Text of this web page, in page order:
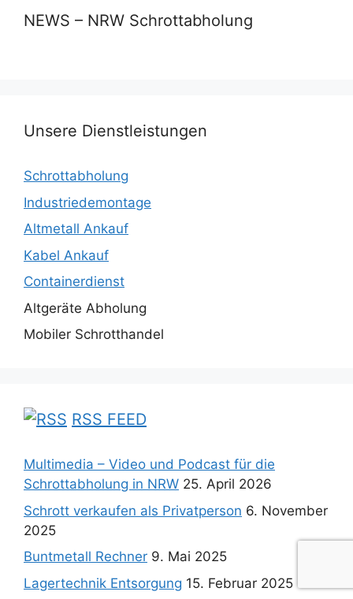
NEWS – NRW Schrottabholung
Unsere Dienstleistungen
Schrottabholung
Industriedemontage
Altmetall Ankauf
Kabel Ankauf
Containerdienst
Altgeräte Abholung
Mobiler Schrotthandel
RSS FEED
Multimedia – Video und Podcast für die
Schrottabholung in NRW 25. April 2026
Schrott verkaufen als Privatperson 6. November
2025
Buntmetall Rechner 9. Mai 2025
Lagertechnik Entsorgung 15. Februar 2025